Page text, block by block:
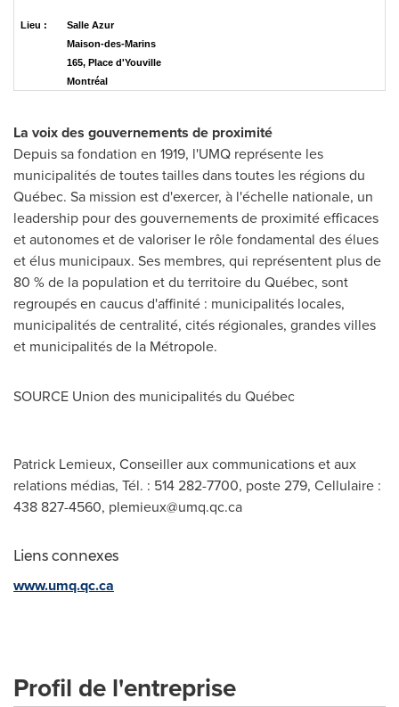
Lieu :
Salle Azur
Maison-des-Marins
165, Place d'Youville
Montréal
La voix des gouvernements de proximité
Depuis sa fondation en 1919, l'UMQ représente les
municipalités de toutes tailles dans toutes les régions du
Québec. Sa mission est d'exercer, à l'échelle nationale, un
leadership pour des gouvernements de proximité efficaces
et autonomes et de valoriser le rôle fondamental des élues
et élus municipaux. Ses membres, qui représentent plus de
80 % de la population et du territoire du Québec, sont
regroupés en caucus d'affinité : municipalités locales,
municipalités de centralité, cités régionales, grandes villes
et municipalités de la Métropole.
SOURCE Union des municipalités du Québec
Patrick Lemieux, Conseiller aux communications et aux
relations médias, Tél. : 514 282-7700, poste 279, Cellulaire :
438 827-4560, plemieux@umq.qc.ca
Liens connexes
www.umq.qc.ca
Profil de l'entreprise